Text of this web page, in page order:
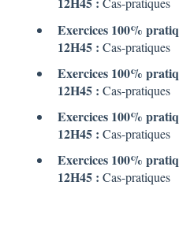
Exercices 100%
12H45 : Cas-pratiques
Exercices 100%
12H45 : Cas-pratiques
Exercices 100%
12H45 : Cas-pratiques
Exercices 100%
12H45 : Cas-pratiques